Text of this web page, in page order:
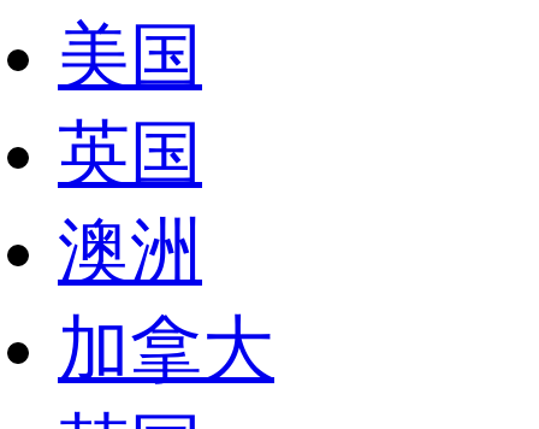
美国
英国
澳洲
加拿大